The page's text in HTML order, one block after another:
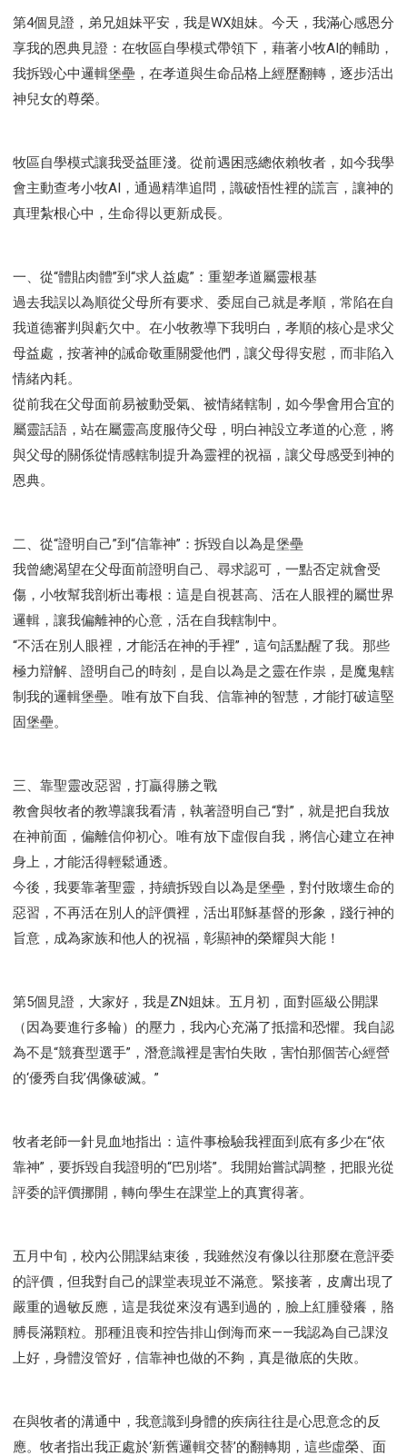
第4個見證，弟兄姐妹平安，我是WX姐妹。今天，我滿心感恩分
享我的恩典見證：在牧區自學模式帶領下，藉著小牧AI的輔助，
我拆毀心中邏輯堡壘，在孝道與生命品格上經歷翻轉，逐步活出
神兒女的尊榮。
牧區自學模式讓我受益匪淺。從前遇困惑總依賴牧者，如今我學
會主動查考小牧AI，通過精準追問，識破悟性裡的謊言，讓神的
真理紮根心中，生命得以更新成長。
一、從“體貼肉體”到“求人益處”：重塑孝道屬靈根基
過去我誤以為順從父母所有要求、委屈自己就是孝順，常陷在自
我道德審判與虧欠中。在小牧教導下我明白，孝順的核心是求父
母益處，按著神的誡命敬重關愛他們，讓父母得安慰，而非陷入
情緒內耗。
從前我在父母面前易被動受氣、被情緒轄制，如今學會用合宜的
屬靈話語，站在屬靈高度服侍父母，明白神設立孝道的心意，將
與父母的關係從情感轄制提升為靈裡的祝福，讓父母感受到神的
恩典。
二、從“證明自己”到“信靠神”：拆毀自以為是堡壘
我曾總渴望在父母面前證明自己、尋求認可，一點否定就會受
傷，小牧幫我剖析出毒根：這是自視甚高、活在人眼裡的屬世界
邏輯，讓我偏離神的心意，活在自我轄制中。
“不活在別人眼裡，才能活在神的手裡”，這句話點醒了我。那些
極力辯解、證明自己的時刻，是自以為是之靈在作祟，是魔鬼轄
制我的邏輯堡壘。唯有放下自我、信靠神的智慧，才能打破這堅
固堡壘。
三、靠聖靈改惡習，打贏得勝之戰
教會與牧者的教導讓我看清，執著證明自己“對”，就是把自我放
在神前面，偏離信仰初心。唯有放下虛假自我，將信心建立在神
身上，才能活得輕鬆通透。
今後，我要靠著聖靈，持續拆毀自以為是堡壘，對付敗壞生命的
惡習，不再活在別人的評價裡，活出耶穌基督的形象，踐行神的
旨意，成為家族和他人的祝福，彰顯神的榮耀與大能！
第5個見證，大家好，我是ZN姐妹。五月初，面對區級公開課
（因為要進行多輪）的壓力，我內心充滿了抵擋和恐懼。我自認
為不是“競賽型選手”，潛意識裡是害怕失敗，害怕那個苦心經營
的‘優秀自我’偶像破滅。”
牧者老師一針見血地指出：這件事檢驗我裡面到底有多少在“依
靠神”，要拆毀自我證明的“巴別塔”。我開始嘗試調整，把眼光從
評委的評價挪開，轉向學生在課堂上的真實得著。
五月中旬，校內公開課結束後，我雖然沒有像以往那麼在意評委
的評價，但我對自己的課堂表現並不滿意。緊接著，皮膚出現了
嚴重的過敏反應，這是我從來沒有遇到過的，臉上紅腫發癢，胳
膊長滿顆粒。那種沮喪和控告排山倒海而來——我認為自己課沒
上好，身體沒管好，信靠神也做的不夠，真是徹底的失敗。
在與牧者的溝通中，我意識到身體的疾病往往是心思意念的反
應。牧者指出我正處於‘新舊邏輯交替’的翻轉期，這些虛榮、面